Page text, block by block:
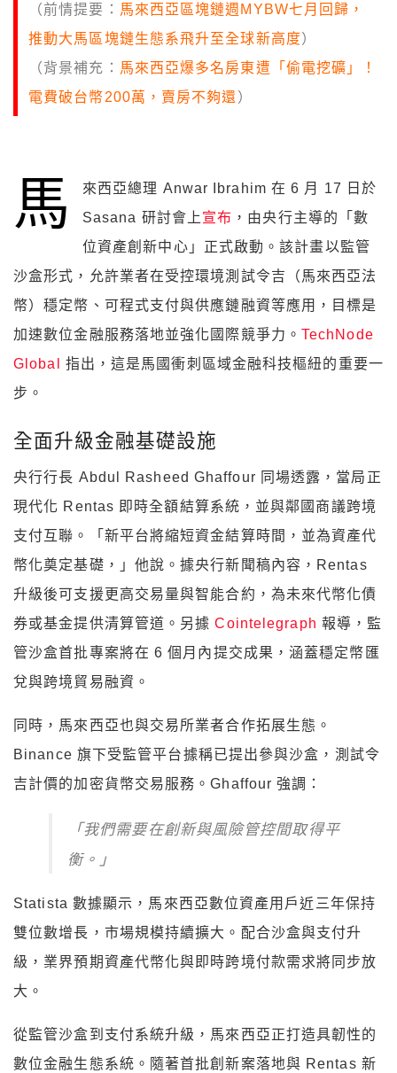
（前情提要： 馬來西亞區塊鏈週MYBW七月回歸，
推動大馬區塊鏈生態系飛升至全球新高度）
（背景補充： 馬來西亞爆多名房東遭「偷電挖礦」！
電費破台幣200萬，賣房不夠還）
馬
來西亞總理 Anwar Ibrahim 在 6 月 17 日於
Sasana 研討會上 宣布 ，由央行主導的「數
位資產創新中心」正式啟動。該計畫以監管
沙盒形式，允許業者在受控環境測試令吉（馬來西亞法
幣）穩定幣、可程式支付與供應鏈融資等應用，目標是
加速數位金融服務落地並強化國際競爭力。 TechNode
Global
指出，這是馬國衝刺區域金融科技樞紐的重要一
步。
全面升級金融基礎設施
央行行長 Abdul Rasheed Ghaffour 同場透露，當局正
現代化 Rentas 即時全額結算系統，並與鄰國商議跨境
支付互聯。「新平台將縮短資金結算時間，並為資產代
幣化奠定基礎，」他說。據央行新聞稿內容，Rentas
升級後可支援更高交易量與智能合約，為未來代幣化債
券或基金提供清算管道。另據Cointelegraph 報導，監
管沙盒首批專案將在 6 個月內提交成果，涵蓋穩定幣匯
兌與跨境貿易融資。
同時，馬來西亞也與交易所業者合作拓展生態。
Binance 旗下受監管平台據稱已提出參與沙盒，測試令
吉計價的加密貨幣交易服務。Ghaffour 強調：
「我們需要在創新與風險管控間取得平
衡。」
Statista 數據顯示，馬來西亞數位資產用戶近三年保持
雙位數增長，市場規模持續擴大。配合沙盒與支付升
級，業界預期資產代幣化與即時跨境付款需求將同步放
大。
從監管沙盒到支付系統升級，馬來西亞正打造具韌性的
數位金融生態系統。隨著首批創新案落地與 Rentas 新